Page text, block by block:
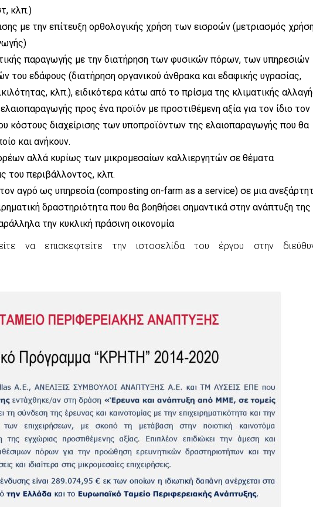
κλπ.)
με την επίτευξη ορθολογικής χρήση των εισροών (μετριασμός
παραγωγής με την διατήρηση των φυσικών πόρων, των υπηρεσιών
του εδάφους (διατήρηση οργανικού άνθρακα και εδαφικής υγρασίας,
κλπ.), ειδικότερα κάτω από το πρίσμα της κλιματικής
προς ένα προϊόν με προστιθέμενη αξία για τον ίδιο τον
κόστους διαχείρισης των υποπροϊόντων της ελαιοπαραγωγής που θα
και ανήκουν.
αλλά κυρίως των μικρομεσαίων καλλιεργητών σε θέματα
του περιβάλλοντος, κλπ.
αγρό ως υπηρεσία (composting on-farm as a service) σε μια
δραστηριότητα που θα βοηθήσει σημαντικά στην ανάπτυξη της
την κυκλική πράσινη οικονομία
να επισκεφτείτε την ιστοσελίδα του έργου στην